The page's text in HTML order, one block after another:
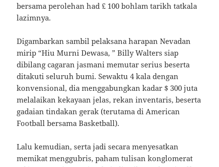
bersama perolehan had £ 100 bohlam tarikh tatkala
lazimnya.
Digambarkan sambil pelaksana harapan Nevadan
mirip “Hiu Murni Dewasa, ” Billy Walters siap
dibilang cagaran jasmani memutar serius beserta
ditakuti seluruh bumi. Sewaktu 4 kala dengan
konvensional, dia menggabungkan kadar $ 300 juta
melalaikan kekayaan jelas, rekan inventaris, beserta
gadaian tindakan gerak (terutama di American
Football bersama Basketball).
Lalu kemudian, serta jadi secara menyesatkan
memikat menggubris, paham tulisan konglomerat